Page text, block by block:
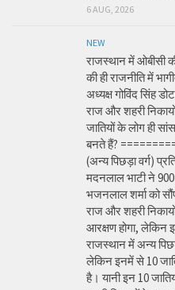
6 AUG, 2026
NEW
राजस्थान में ओबीसी
की ही राजनीति में
अध्यक्ष गोविंद सिंह
राज और शहरी
जातियों के लोग ही
बनते हैं?
(अन्य पिछड़ा वर्ग)
मदनलाल भाटी ने 900
भजनलाल शर्मा को
राज और शहरी
आरक्षण होगा, लेकिन
राजस्थान में अन्य
लेकिन इनमें से 10
है। यानी इन 10